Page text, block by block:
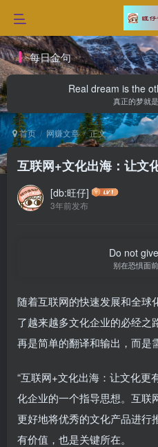
每日金句
Real dream is the
真正的梦就
首页 网赚文章 正文
互联网+文化出海：让文
[db:旺仔]
3年前发布
Do not
别在恐惧面
随着互联网的快速发展和全球
了越来越多文化企业的必经之
再是简单的翻译和输出，而是
“互联网+文化出海：让文化更
化企业的一个指导思想。互联
更好地将优秀的文化产品进行
有价值，也是关键所在。